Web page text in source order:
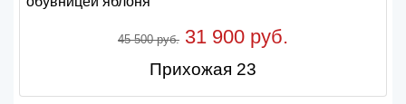
45 500 руб. 31 900 руб.
Прихожая 23